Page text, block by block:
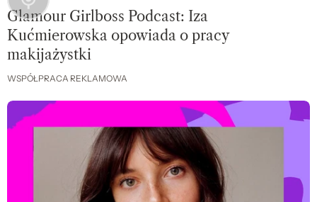
Glamour Girlboss Podcast: Iza
Kućmierowska opowiada o pracy
makijażystki
WSPÓŁPRACA REKLAMOWA